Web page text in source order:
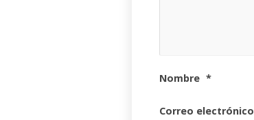
Nombre *
Correo electrónico